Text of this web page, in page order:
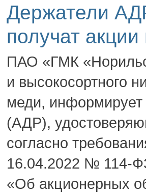
Держатели
получат
ПАО «ГМК
и высокосортного
меди, информирует
(АДР),
согласно
16.04.2022 № 114-
«Об акционерных